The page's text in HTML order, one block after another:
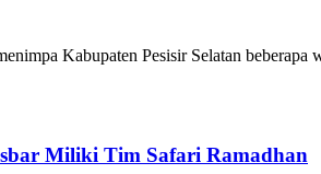
Kabupaten Pesisir Selatan
Miliki Tim Safari Ramadhan